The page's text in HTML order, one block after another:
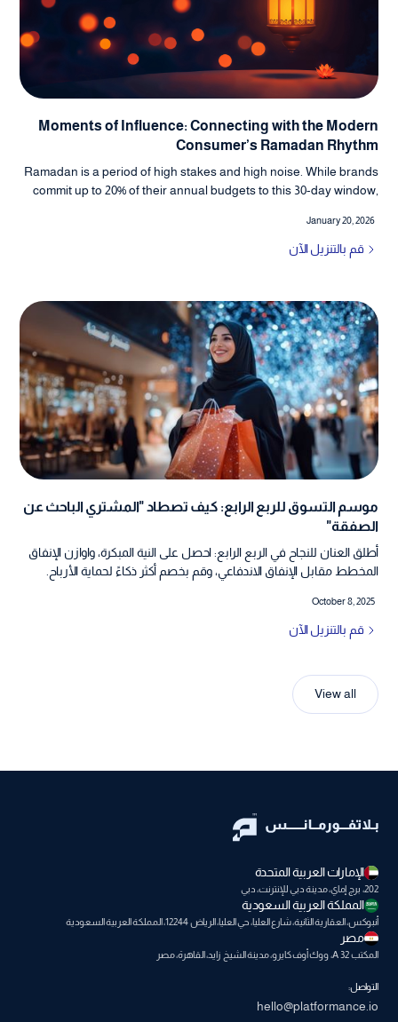
Moments of Influence: Connecting with the Modern
Consumer’s Ramadan Rhythm
Ramadan is a period of high stakes and high noise. While brands
commit up to 20% of their annual budgets to this 30-day window,
oversaturated by ad clutter and 68% are open to switching brands
mid-journey. With high-value decisions now requiring over 30
January 20, 2026
قم بالتنزيل الآن
موسم التسوق للربع الرابع: كيف تصطاد "المشتري الباحث عن
الصفقة"
أطلق العنان للنجاح في الربع الرابع: احصل على النية المبكرة، واوازن الإنفاق
المخطط مقابل الإنفاق الاندفاعي، وقم بخصم أكثر ذكاءً لحماية الأرباح.
October 8, 2025
قم بالتنزيل الآن
View all
الإمارات العربية المتحدة
202، برج إماي، مدينة دبي للإنترنت، دبي
المملكة العربية السعودية
أنبوكس، العقارية الثانية، شارع العليا، حي العليا، الرياض 12244، المملكة العربية السعودية
مصر
المكتب A 32، ووك أوف كايرو، مدينة الشيخ زايد، القاهرة، مصر
التواصل:
hello@platformance.io